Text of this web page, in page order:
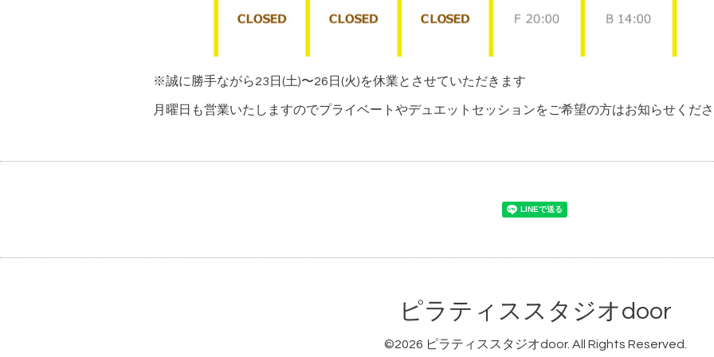
※誠に勝手ながら23日(土)〜26日(火)を休業とさせていただきます
月曜日も営業いたしますのでプライベートやデュエットセッションをご希望の方はお知らせくだ
ピラティススタジオdoor
©2026 ピラティススタジオdoor. All Rights Reserved.